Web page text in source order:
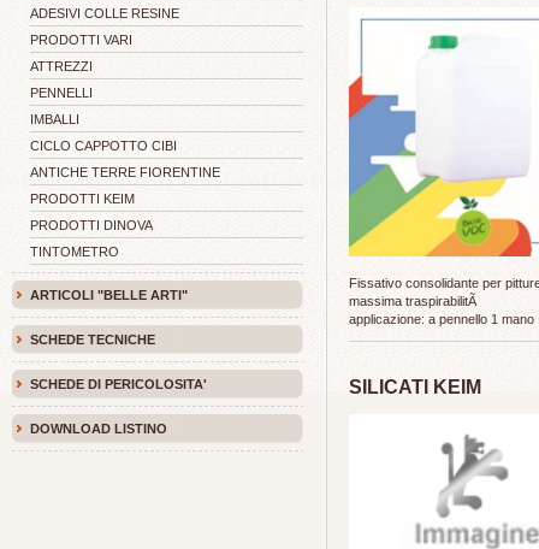
ADESIVI COLLE RESINE
PRODOTTI VARI
ATTREZZI
PENNELLI
IMBALLI
CICLO CAPPOTTO CIBI
ANTICHE TERRE FIORENTINE
PRODOTTI KEIM
PRODOTTI DINOVA
TINTOMETRO
ARTICOLI "BELLE ARTI"
SCHEDE TECNICHE
SCHEDE DI PERICOLOSITA'
DOWNLOAD LISTINO
Fissativo consolidante per
massima traspirabilitÃ
applicazione: a pennello 1 mano
SILICATI KEIM